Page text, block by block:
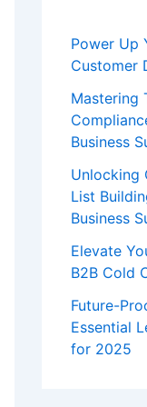
Power Up
Customer
Mastering
Business
Unlocking
List
Business
Elevate
B2B Cold
Future-
Essential
for 2025